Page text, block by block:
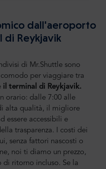
dall'aeroporto
di Reykjavik
di Mr.Shuttle sono
per viaggiare tra
il terminal di Reykjavik.
orario: dalle 7:00 alle
alta qualità, il migliore
essere accessibili e
trasparenza. I costi dei
senza fattori nascosti o
noi ti diamo un prezzo,
ritorno incluso. Se la